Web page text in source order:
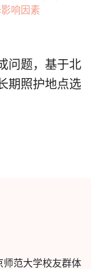
问题，基于北
期照护地点选
师范大学校友群体